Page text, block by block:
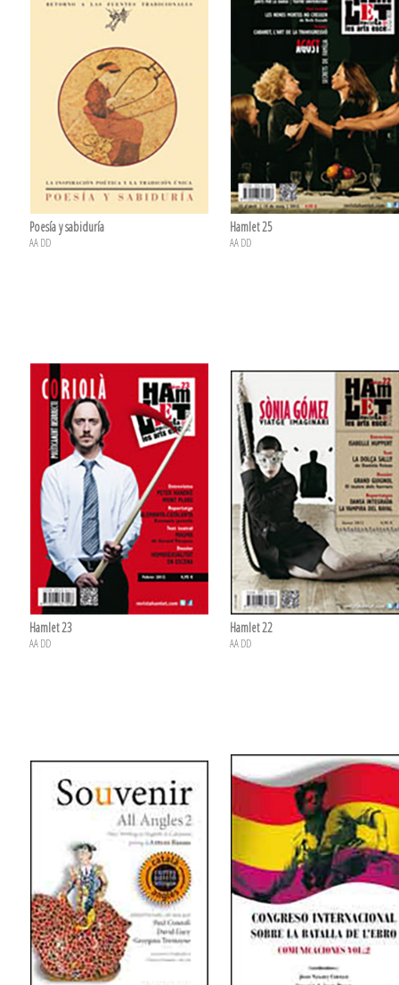
Poesía y sabiduría
AA DD
Hamlet 25
AA DD
Hamlet 23
AA DD
Hamlet 22
AA DD